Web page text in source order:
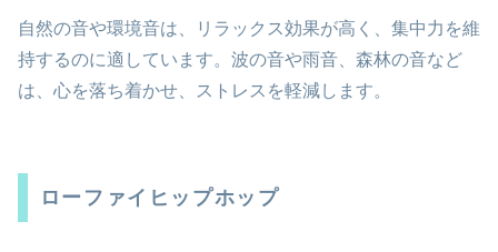
自然の音や環境音は、リラックス効果が高く、集中力を維
持するのに適しています。波の音や雨音、森林の音など
は、心を落ち着かせ、ストレスを軽減します。
ローファイヒップホップ